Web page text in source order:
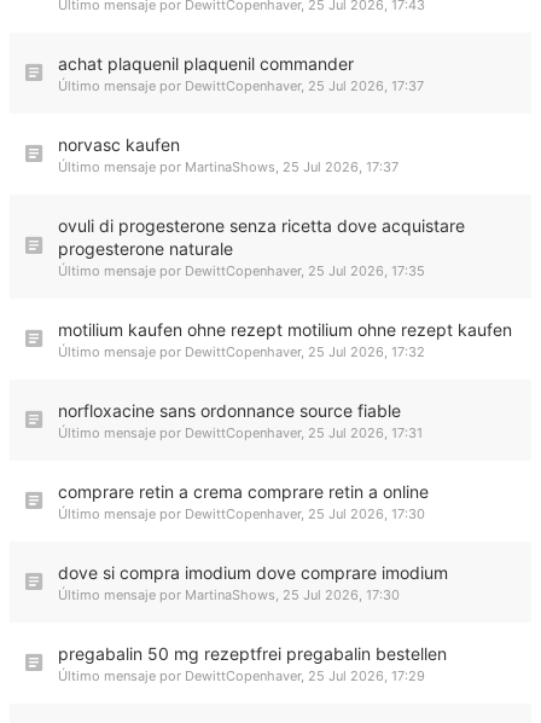
Último mensaje por DewittCopenhaver, 25 Jul 2026, 17:43
achat plaquenil plaquenil commander
Último mensaje por DewittCopenhaver, 25 Jul 2026, 17:37
norvasc kaufen
Último mensaje por MartinaShows, 25 Jul 2026, 17:37
ovuli di progesterone senza ricetta dove acquistare
progesterone naturale
Último mensaje por DewittCopenhaver, 25 Jul 2026, 17:35
motilium kaufen ohne rezept motilium ohne rezept kaufen
Último mensaje por DewittCopenhaver, 25 Jul 2026, 17:32
norfloxacine sans ordonnance source fiable
Último mensaje por DewittCopenhaver, 25 Jul 2026, 17:31
comprare retin a crema comprare retin a online
Último mensaje por DewittCopenhaver, 25 Jul 2026, 17:30
dove si compra imodium dove comprare imodium
Último mensaje por MartinaShows, 25 Jul 2026, 17:30
pregabalin 50 mg rezeptfrei pregabalin bestellen
Último mensaje por DewittCopenhaver, 25 Jul 2026, 17:29